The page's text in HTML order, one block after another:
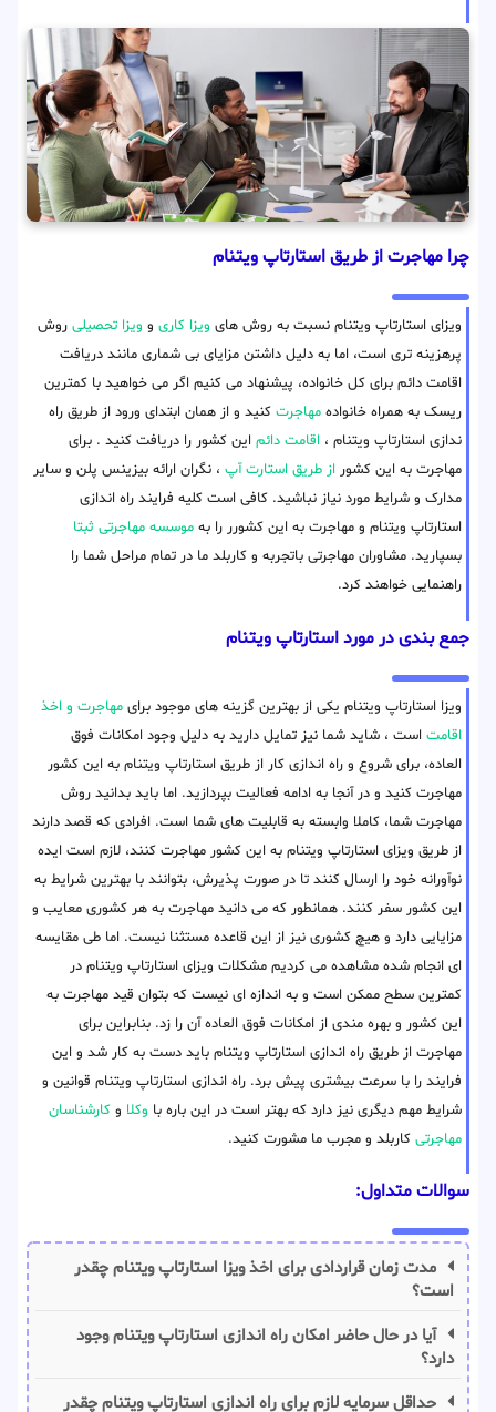
چرا مهاجرت از طریق استارتاپ ویتنام
ویزای استارتاپ ویتنام نسبت به روش های ویزا کاری و ویزا تحصیلی روش
پرهزینه تری است، اما به دلیل داشتن مزایای بی شماری مانند دریافت
اقامت دائم برای کل خانواده، پیشنهاد می کنیم اگر می خواهید با کمترین
ریسک به همراه خانواده مهاجرت کنید و از همان ابتدای ورود از طریق راه
ندازی استارتاپ ویتنام ، اقامت دائم این کشور را دریافت کنید . برای
مهاجرت به این کشور از طریق استارت آپ ، نگران ارائه بیزینس پلن و سایر
مدارک و شرایط مورد نیاز نباشید. کافی است کلیه فرایند راه اندازی
استارتاپ ویتنام و مهاجرت به این کشورر را به موسسه مهاجرتی ثبتا
بسپارید. مشاوران مهاجرتی باتجربه و کاربلد ما در تمام مراحل شما را
راهنمایی خواهند کرد.
جمع بندی در مورد استارتاپ ویتنام
ویزا استارتاپ ویتنام یکی از بهترین گزینه های موجود برای مهاجرت و اخذ
اقامت است ، شاید شما نیز تمایل دارید به دلیل وجود امکانات فوق
العاده، برای شروع و راه اندازی کار از طریق استارتاپ ویتنام به این کشور
مهاجرت کنید و در آنجا به ادامه فعالیت بپردازید. اما باید بدانید روش
مهاجرت شما، کاملا وابسته به قابلیت های شما است. افرادی که قصد دارند
از طریق ویزای استارتاپ ویتنام به این کشور مهاجرت کنند، لازم است ایده
نوآورانه خود را ارسال کنند تا در صورت پذیرش، بتوانند با بهترین شرایط به
این کشور سفر کنند. همانطور که می دانید مهاجرت به هر کشوری معایب و
مزایایی دارد و هیچ کشوری نیز از این قاعده مستثنا نیست. اما طی مقایسه
ای انجام شده مشاهده می کردیم مشکلات ویزای استارتاپ ویتنام در
کمترین سطح ممکن است و به اندازه ای نیست که بتوان قید مهاجرت به
این کشور و بهره مندی از امکانات فوق العاده آن را زد. بنابراین برای
مهاجرت از طریق راه اندازی استارتاپ ویتنام باید دست به کار شد و این
فرایند را با سرعت بیشتری پیش برد. راه اندازی استارتاپ ویتنام قوانین و
شرایط مهم دیگری نیز دارد که بهتر است در این باره با وکلا و کارشناسان
مهاجرتی کاربلد و مجرب ما مشورت کنید.
سوالات متداول:
مدت زمان قراردادی برای اخذ ویزا استارتاپ ویتنام چقدر
است؟
آیا در حال حاضر امکان راه اندازی استارتاپ ویتنام وجود
دارد؟
حداقل سرمایه لازم برای راه اندازی استارتاپ ویتنام چقدر